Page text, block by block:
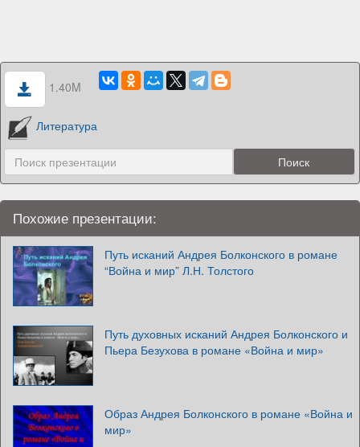
1.40M
Литература
Похожие презентации:
Путь исканий Андрея Болконского в романе
“Война и мир” Л.Н. Толстого
Путь духовных исканий Андрея Болконского и
Пьера Безухова в романе «Война и мир»
Образ Андрея Болконского в романе «Война и
мир»